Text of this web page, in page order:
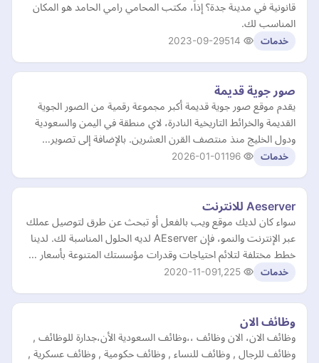
قانونية في مدينة جدة؟ إذاً، مكتب المحامي رامي الحامد هو المكان
المناسب لك.
خدمات 2023-09-29
صور جوية قديمة
يقدم موقع صور جوية قديمة أكبر مجموعة رقمية من الصور الجوية
القديمة والخرائط التاريخية النادرة، لاي منطقة في اليمن والسعودية
ودول الخليج منذ منتصف القرن العشرين. بالإضافة إلى تصوير…
خدمات 2026-01-01
Aeserver للانترنت
سواء كان لديك موقع ويب بالفعل أو تبحث عن طرق لتوصيل عملك
عبر الإنترنت والنمو، فإن AEserver لديه الحلول المناسبة لك. لدينا
خطط مختلفة لتلائم احتياجات وقدرات مؤسستك المتنوعة بأسعار …
خدمات 2020-11-09
وظائف الان
وظائف الان، الان وظائف ،،وظائف السعودية الأن،جدارة للوظائف ,
وظائف للرجال , وظائف للنساء , وظائف حكومية , وظائف عسكرية ,